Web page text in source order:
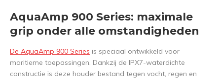
AquaAmp 900 Series: maximale
grip onder alle omstandigheden
De AquaAmp 900 Series is speciaal ontwikkeld voor
maritieme toepassingen. Dankzij de IPX7-waterdichte
constructie is deze houder bestand tegen vocht, regen en